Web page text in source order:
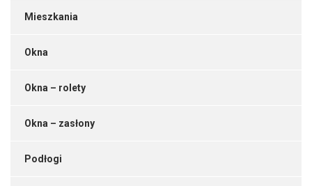
Mieszkania
Okna
Okna – rolety
Okna – zasłony
Podłogi